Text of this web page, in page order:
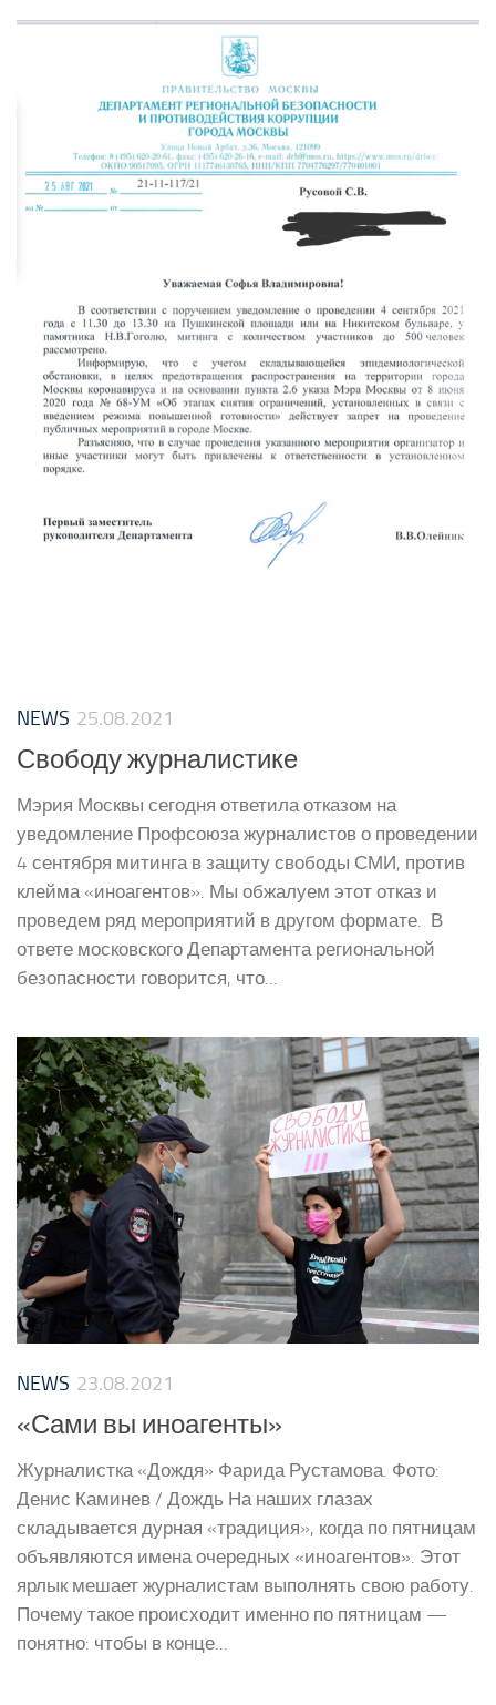
NEWS 25.08.2021
Свободу журналистике
Мэрия Москвы сегодня ответила отказом на
уведомление Профсоюза журналистов о проведении
4 сентября митинга в защиту свободы СМИ, против
клейма «иноагентов». Мы обжалуем этот отказ и
проведем ряд мероприятий в другом формате. В
ответе московского Департамента региональной
безопасности говорится, что...
NEWS 23.08.2021
«Сами вы иноагенты»
Журналистка «Дождя» Фарида Рустамова. Фото:
Денис Каминев / Дождь На наших глазах
складывается дурная «традиция», когда по пятницам
объявляются имена очередных «иноагентов». Этот
ярлык мешает журналистам выполнять свою работу.
Почему такое происходит именно по пятницам —
понятно: чтобы в конце...